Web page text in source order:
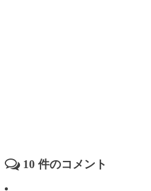
10 件のコメント